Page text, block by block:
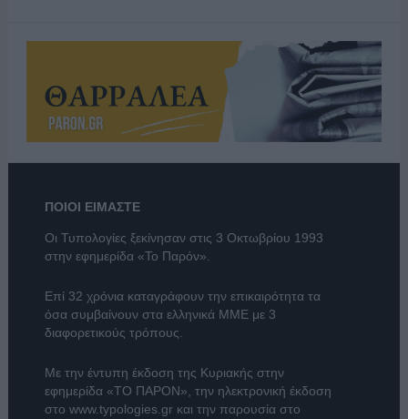
ΠΟΙΟΙ ΕΙΜΑΣΤΕ
Οι Τυπολογίες ξεκίνησαν στις 3 Οκτωβρίου 1993
στην εφημερίδα «Το Παρόν».
Επί 32 χρόνια καταγράφουν την επικαιρότητα τα
όσα συμβαίνουν στα ελληνικά ΜΜΕ με 3
διαφορετικούς τρόπους.
Με την έντυπη έκδοση της Κυριακής στην
εφημερίδα «ΤΟ ΠΑΡΟΝ» , την ηλεκτρονική έκδοση
στο www.typologies.grκαι την παρουσία στο